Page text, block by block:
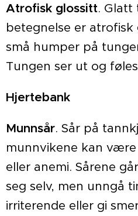
Atrofisk glossitt. Glatt
betegnelse er atrofisk
små humper på
Tungen ser ut og
Hjertebank
Munnsår. Sår på
munnvikene kan
eller anemi. Sårene
seg selv, men unngå
irriterende eller gi